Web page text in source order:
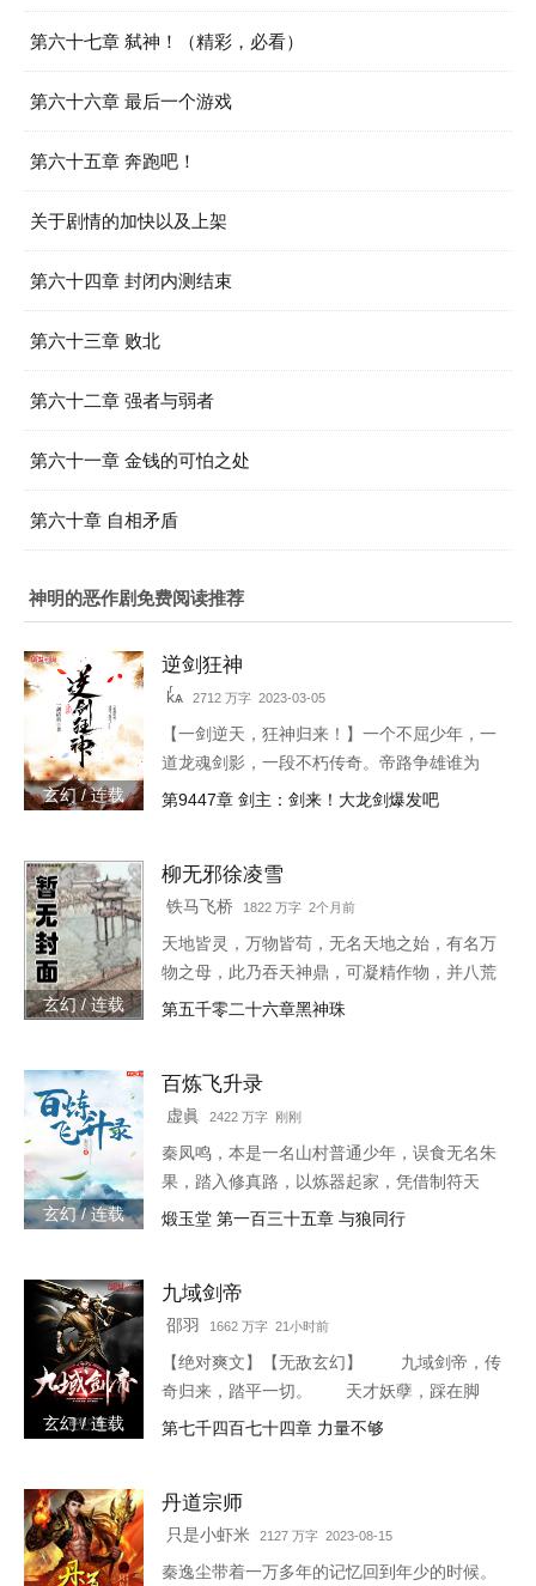
第六十七章 弑神！（精彩，必看）
第六十六章 最后一个游戏
第六十五章 奔跑吧！
关于剧情的加快以及上架
第六十四章 封闭内测结束
第六十三章 败北
第六十二章 强者与弱者
第六十一章 金钱的可怕之处
第六十章 自相矛盾
神明的恶作剧免费阅读推荐
玄幻 / 连载
逆剑狂神
kͬѧ 2712 万字 2023-03-05
【一剑逆天，狂神归来！】一个不屈少年，一
道龙魂剑影，一段不朽传奇。帝路争雄谁为
峰，唯我林轩傲苍生！3w471-25091
第9447章 剑主：剑来！大龙剑爆发吧
玄幻 / 连载
柳无邪徐凌雪
铁马飞桥 1822 万字 2个月前
天地皆灵，万物皆苟，无名天地之始，有名万
物之母，此乃吞天神鼎，可凝精作物，并八荒
之心。得此鼎，吞四海，容八荒……一代邪
第五千零二十六章黑神珠
玄幻 / 连载
百炼飞升录
虚眞 2422 万字 刚刚
秦凤鸣，本是一名山村普通少年，误食无名朱
果，踏入修真路，以炼器起家，凭借制符天
赋，只身闯荡荆棘密布的修仙界，本一切都顺
煅玉堂 第一百三十五章 与狼同行
玄幻 / 连载
九域剑帝
邵羽 1662 万字 21小时前
【绝对爽文】【无敌玄幻】 九域剑帝，传
奇归来，踏平一切。 天才妖孽，踩在脚
下，强者大能，挥手灭杀。 人不犯我，我
第七千四百七十四章 力量不够
丹道宗师
只是小虾米 2127 万字 2023-08-15
秦逸尘带着一万多年的记忆回到年少的时候。